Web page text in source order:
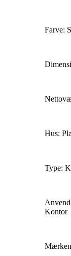
Farve:
Hus:
Type:
Kontor